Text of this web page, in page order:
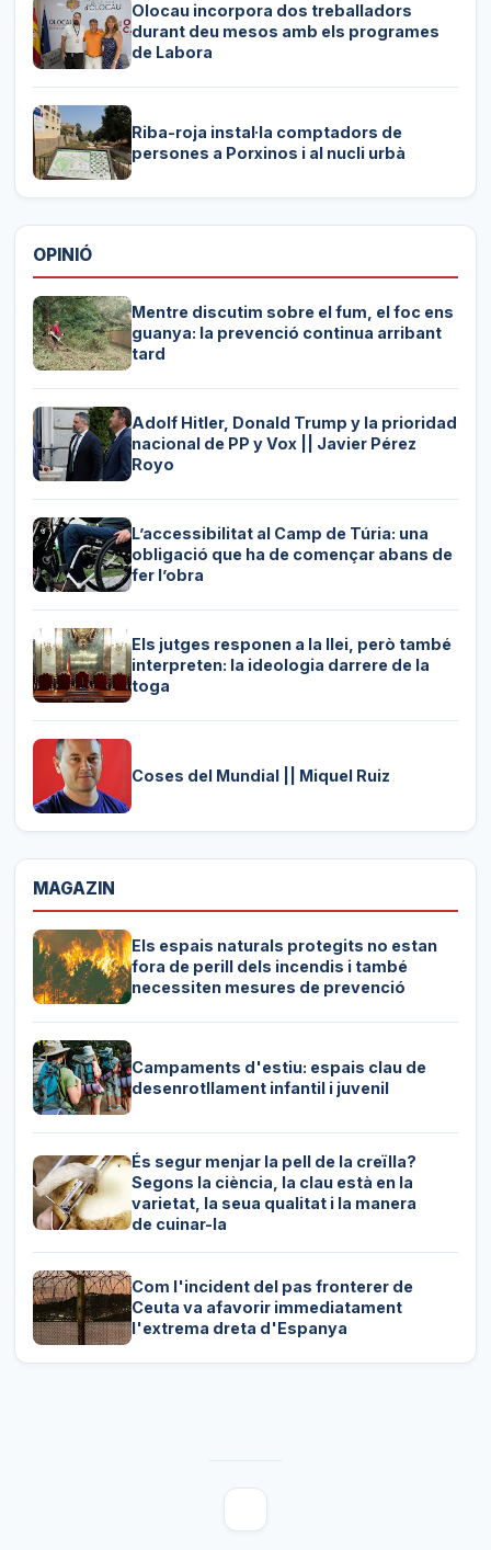
Olocau incorpora dos treballadors
durant deu mesos amb els programes
de Labora
Riba-roja instal·la comptadors de
persones a Porxinos i al nucli urbà
OPINIÓ
Mentre discutim sobre el fum, el foc ens
guanya: la prevenció continua arribant
tard
Adolf Hitler, Donald Trump y la prioridad
nacional de PP y Vox || Javier Pérez
Royo
L’accessibilitat al Camp de Túria: una
obligació que ha de començar abans de
fer l’obra
Els jutges responen a la llei, però també
interpreten: la ideologia darrere de la
toga
Coses del Mundial || Miquel Ruiz
MAGAZIN
Els espais naturals protegits no estan
fora de perill dels incendis i també
necessiten mesures de prevenció
Campaments d'estiu: espais clau de
desenrotllament infantil i juvenil
És segur menjar la pell de la creïlla?
Segons la ciència, la clau està en la
varietat, la seua qualitat i la manera
de cuinar-la
Com l'incident del pas fronterer de
Ceuta va afavorir immediatament
l'extrema dreta d'Espanya